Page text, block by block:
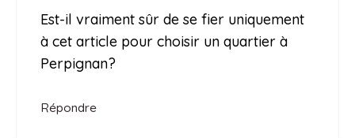
Est-il vraiment sûr de se fier uniquement
à cet article pour choisir un quartier à
Perpignan?
Répondre